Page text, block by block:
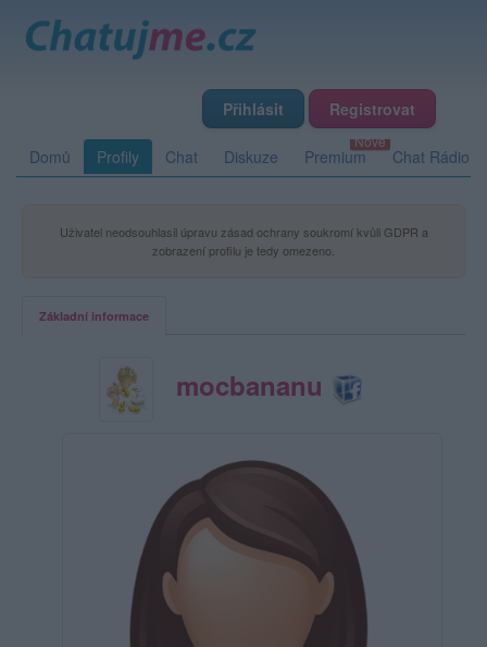
Přihlásit Registrovat
Domů Profily Chat Diskuze Premium Chat Rádio
Uživatel neodsouhlasil úpravu zásad ochrany soukromí kvůli GDPR a
zobrazení profilu je tedy omezeno.
Základní informace
mocbananu